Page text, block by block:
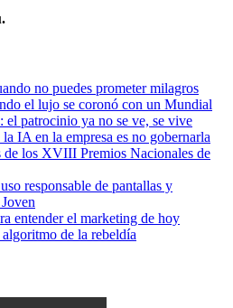
no puedes prometer milagros
el lujo se coronó con un Mundial
el patrocinio ya no se ve, se vive
IA en la empresa es no gobernarla
de los XVIII Premios Nacionales de
responsable de pantallas y
entender el marketing de hoy
de la rebeldía